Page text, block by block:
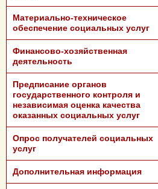
Материально-техническое
обеспечение социальных услуг
Финансово-хозяйственная
деятельность
Предписание органов
государственного контроля и
независимая оценка качества
оказанных социальных услуг
Опрос получателей социальных
услуг
Дополнительная информация